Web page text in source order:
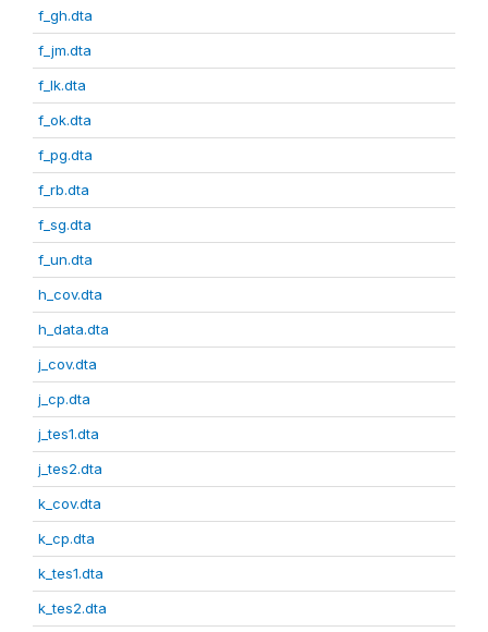
f_gh.dta
f_jm.dta
f_lk.dta
f_ok.dta
f_pg.dta
f_rb.dta
f_sg.dta
f_un.dta
h_cov.dta
h_data.dta
j_cov.dta
j_cp.dta
j_tes1.dta
j_tes2.dta
k_cov.dta
k_cp.dta
k_tes1.dta
k_tes2.dta